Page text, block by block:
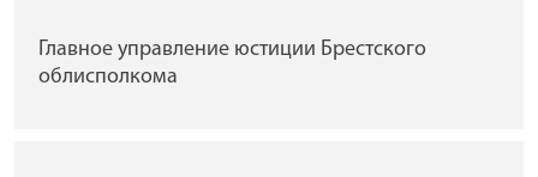
Главное управление юстиции Брестского
облисполкома